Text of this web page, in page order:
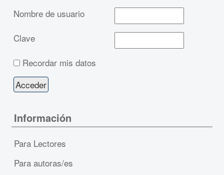
Nombre de usuario
Clave
Recordar mis datos
Información
Para Lectores
Para autoras/es